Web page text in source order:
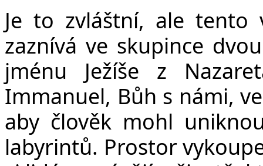
Je to zvláštní, ale tento
zaznívá ve skupince
jménu Ježíše z
Immanuel, Bůh s námi,
aby člověk mohl
labyrintů. Prostor